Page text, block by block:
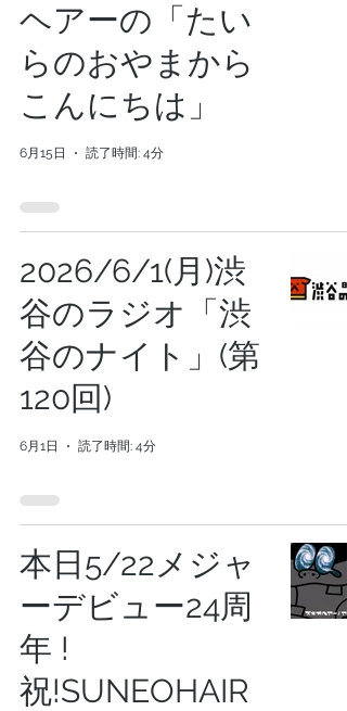
ヘアーの「たい
らのおやまから
こんにちは」
6月15日 読了時間: 4分
2026/6/1(月)渋
谷のラジオ「渋
谷のナイト」(第
120回)
6月1日 読了時間: 4分
本日5/22メジャ
ーデビュー24周
年 !
祝!SUNEOHAIR